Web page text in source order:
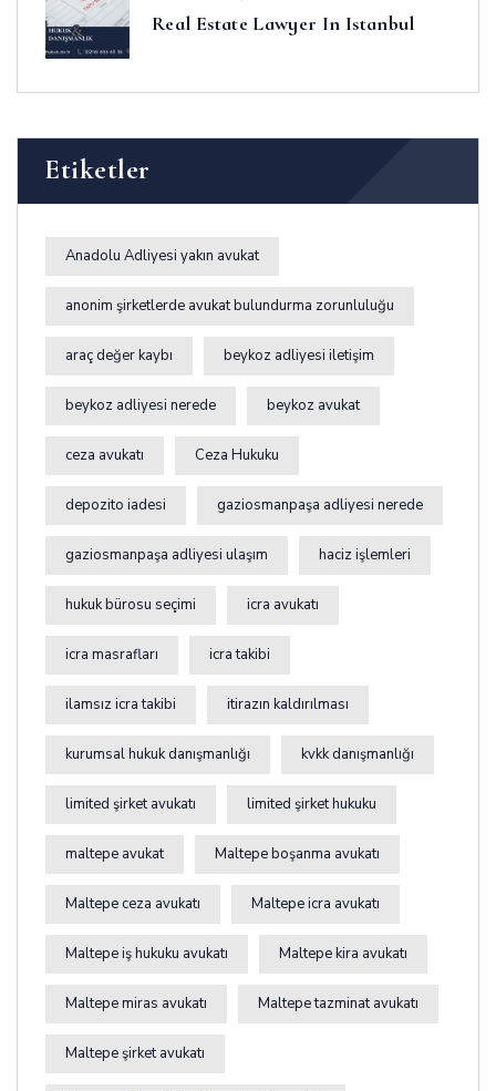
Real Estate Lawyer In Istanbul
Etiketler
Anadolu Adliyesi yakın avukat
anonim şirketlerde avukat bulundurma zorunluluğu
araç değer kaybı beykoz adliyesi iletişim
beykoz adliyesi nerede beykoz avukat
ceza avukatı Ceza Hukuku
depozito iadesi gaziosmanpaşa adliyesi nerede
gaziosmanpaşa adliyesi ulaşım haciz işlemleri
hukuk bürosu seçimi icra avukatı
icra masrafları icra takibi
ilamsız icra takibi itirazın kaldırılması
kurumsal hukuk danışmanlığı kvkk danışmanlığı
limited şirket avukatı limited şirket hukuku
maltepe avukat Maltepe boşanma avukatı
Maltepe ceza avukatı Maltepe icra avukatı
Maltepe iş hukuku avukatı Maltepe kira avukatı
Maltepe miras avukatı Maltepe tazminat avukatı
Maltepe şirket avukatı